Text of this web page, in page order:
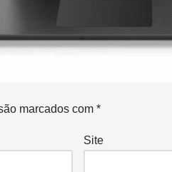
marcados com *
Site